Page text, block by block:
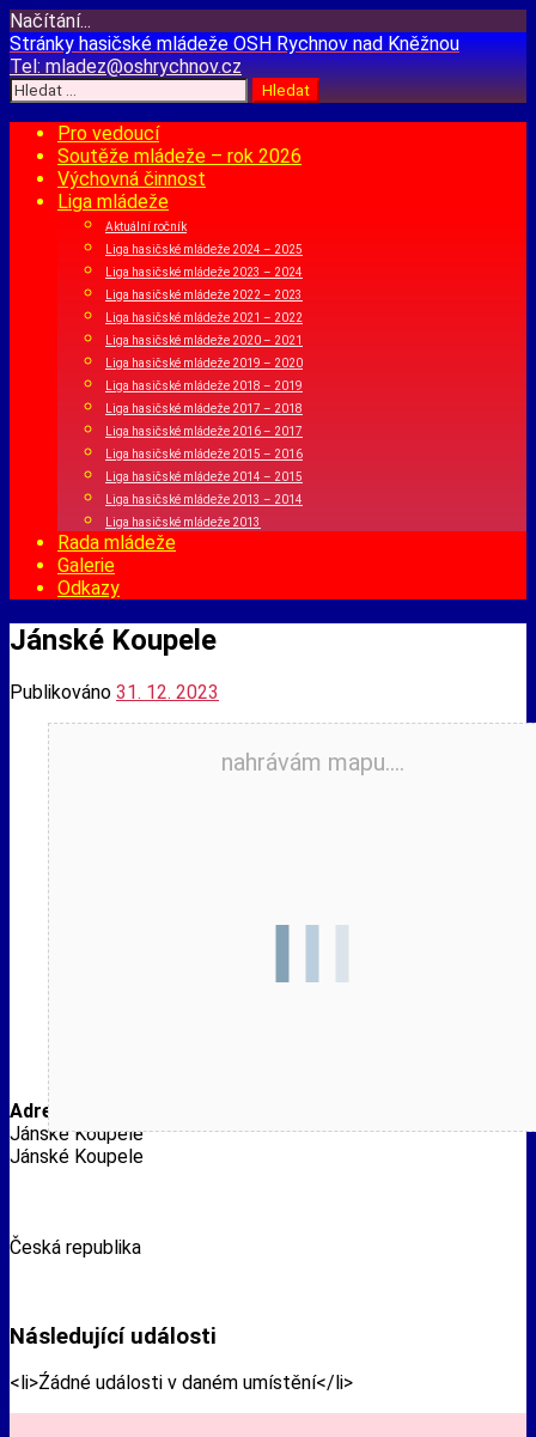
Načítání...
Přejít
k
obsahu
webu
Stránky hasičské mládežeOSH Rychnov nad Kněžnou
Tel:mladez@oshrychnov.cz
Vyhledávání
Pro vedoucí
Soutěže mládeže – rok 2026
Výchovná činnost
Liga mládeže
Aktuální ročník
Liga hasičské mládeže 2024 – 2025
Liga hasičské mládeže 2023 – 2024
Liga hasičské mládeže 2022 – 2023
Liga hasičské mládeže 2021 – 2022
Liga hasičské mládeže 2020 – 2021
Liga hasičské mládeže 2019 – 2020
Liga hasičské mládeže 2018 – 2019
Liga hasičské mládeže 2017 – 2018
Liga hasičské mládeže 2016 – 2017
Liga hasičské mládeže 2015 – 2016
Liga hasičské mládeže 2014 – 2015
Liga hasičské mládeže 2013 – 2014
Liga hasičské mládeže 2013
Rada mládeže
Galerie
Odkazy
Jánské Koupele
Publikováno 31. 12. 2023
nahrávám mapu....
Adresa
Jánské Koupele
Jánské Koupele
Česká republika
Následující události
<li>Źádné události v daném umístění</li>